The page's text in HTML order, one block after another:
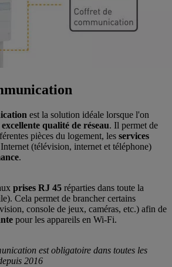
est la solution idéale lorsque l'on
excellente qualité de réseau. Il permet de
pièces du logement, les services
(télévision, internet et téléphone)
.
prises RJ 45 réparties dans toute la
Cela permet de brancher certains
console de jeux, caméras, etc.) afin de
pour les appareils en Wi-Fi.
est obligatoire dans toutes les
2016